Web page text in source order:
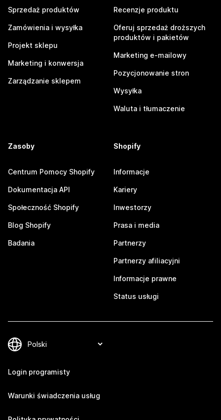
Sprzedaż produktów
Zamówienia i wysyłka
Projekt sklepu
Marketing i konwersja
Zarządzanie sklepem
Recenzje produktu
Oferuj sprzedaż droższych
produktów i pakietów
Marketing e-mailowy
Pozycjonowanie stron
Wysyłka
Waluta i tłumaczenie
Zasoby
Centrum Pomocy Shopify
Dokumentacja API
Społeczność Shopify
Blog Shopify
Badania
Shopify
Informacje
Kariery
Inwestorzy
Prasa i media
Partnerzy
Partnerzy afiliacyjni
Informacje prawne
Status usługi
Login programisty
Warunki świadczenia usług